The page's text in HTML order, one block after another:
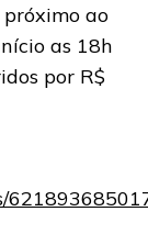
próximo ao
as 18h
por R$